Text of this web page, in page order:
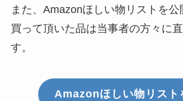
また、Amazonほしい物リストを公
買って頂いた品は当事者の方々に
す。
Amazonほしい物リスト